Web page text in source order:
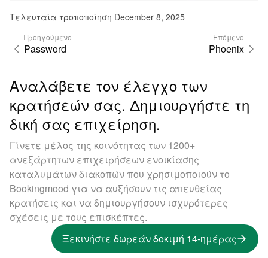
Τελευταία τροποποίηση December 8, 2025
Προηγούμενο
Password
Επόμενο
Phoenix
Αναλάβετε τον έλεγχο των
κρατήσεών σας. Δημιουργήστε τη
δική σας επιχείρηση.
Γίνετε μέλος της κοινότητας των 1200+
ανεξάρτητων επιχειρήσεων ενοικίασης
καταλυμάτων διακοπών που χρησιμοποιούν το
Bookingmood για να αυξήσουν τις απευθείας
κρατήσεις και να δημιουργήσουν ισχυρότερες
σχέσεις με τους επισκέπτες.
Ξεκινήστε δωρεάν δοκιμή 14-ημέρας